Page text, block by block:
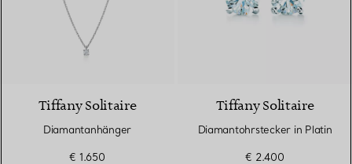
Tiffany Solitaire
Diamantanhänger
€ 1.650
Tiffany Solitaire
Diamantohrstecker in Platin
€ 2.400